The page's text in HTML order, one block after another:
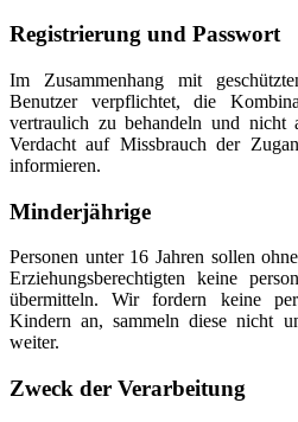
Registrierung und Passwort
Im Zusammenhang mit
Benutzer verpflichtet, die
vertraulich zu behandeln und nicht
Verdacht auf Missbrauch der
informieren.
Minderjährige
Personen unter 16 Jahren sollen
Erziehungsberechtigten keine
übermitteln. Wir fordern keine
Kindern an, sammeln diese nicht
weiter.
Zweck der Verarbeitung